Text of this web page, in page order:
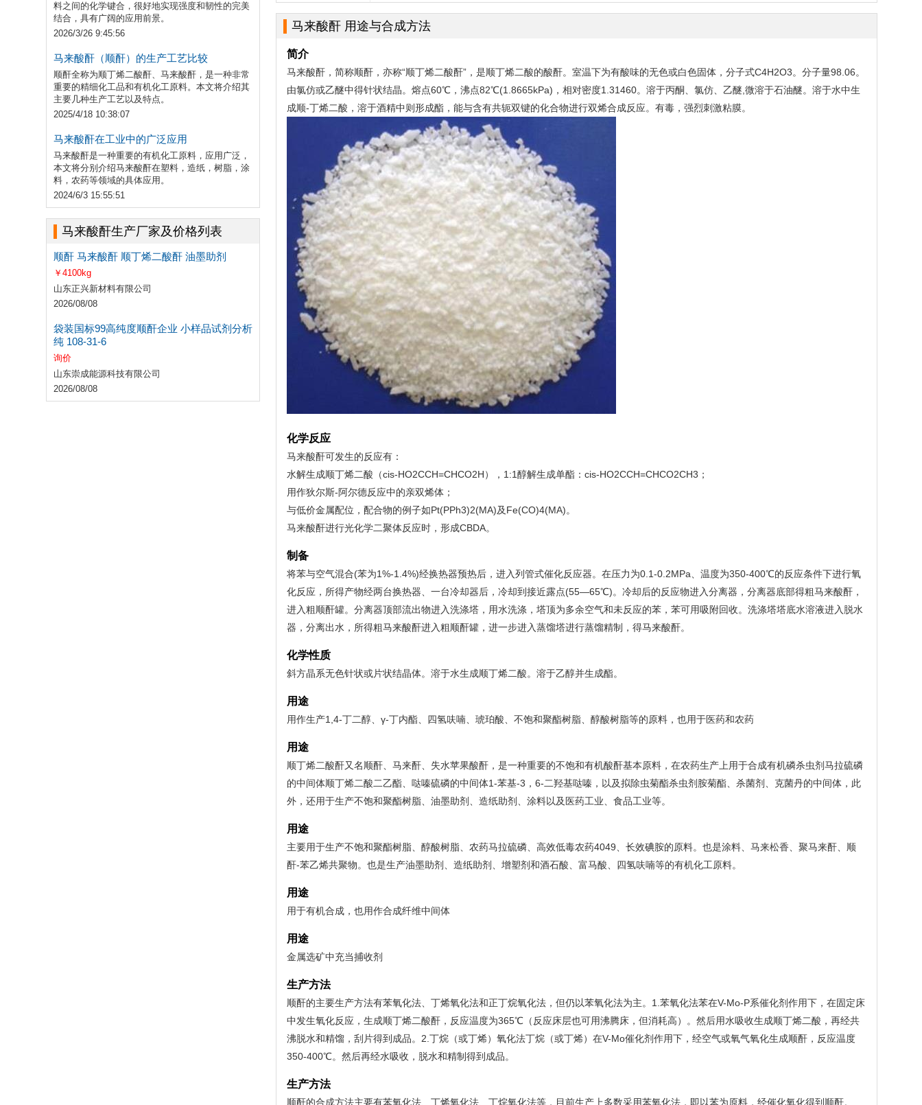
料之间的化学键合，很好地实现强度和韧性的完美
结合，具有广阔的应用前景。
2026/3/26 9:45:56
马来酸酐（顺酐）的生产工艺比较
顺酐全称为顺丁烯二酸酐、马来酸酐，是一种非常
重要的精细化工品和有机化工原料。本文将介绍其
主要几种生产工艺以及特点。
2025/4/18 10:38:07
马来酸酐在工业中的广泛应用
马来酸酐是一种重要的有机化工原料，应用广泛，
本文将分别介绍马来酸酐在塑料，造纸，树脂，涂
料，农药等领域的具体应用。
2024/6/3 15:55:51
马来酸酐生产厂家及价格列表
顺酐 马来酸酐 顺丁烯二酸酐 油墨助剂
￥4100kg
山东正兴新材料有限公司
2026/08/08
袋装国标99高纯度顺酐企业 小样品试剂分析
纯 108-31-6
询价
山东崇成能源科技有限公司
2026/08/08
马来酸酐 用途与合成方法
简介
马来酸酐，简称顺酐，亦称“顺丁烯二酸酐”，是顺丁烯二酸的酸酐。室温下为有酸味的无色或白色固体，分子式C4H2O3。分子量98.06。
由氯仿或乙醚中得针状结晶。熔点60℃，沸点82℃(1.8665kPa)，相对密度1.31460。溶于丙酮、氯仿、乙醚,微溶于石油醚。溶于水中生
成顺-丁烯二酸，溶于酒精中则形成酯，能与含有共轭双键的化合物进行双烯合成反应。有毒，强烈刺激粘膜。
化学反应
马来酸酐可发生的反应有：
水解生成顺丁烯二酸（cis-HO2CCH=CHCO2H），1:1醇解生成单酯：cis-HO2CCH=CHCO2CH3；
用作狄尔斯-阿尔德反应中的亲双烯体；
与低价金属配位，配合物的例子如Pt(PPh3)2(MA)及Fe(CO)4(MA)。
马来酸酐进行光化学二聚体反应时，形成CBDA。
制备
将苯与空气混合(苯为1%-1.4%)经换热器预热后，进入列管式催化反应器。在压力为0.1-0.2MPa、温度为350-400℃的反应条件下进行氧
化反应，所得产物经两台换热器、一台冷却器后，冷却到接近露点(55―65℃)。冷却后的反应物进入分离器，分离器底部得粗马来酸酐，
进入粗顺酐罐。分离器顶部流出物进入洗涤塔，用水洗涤，塔顶为多余空气和未反应的苯，苯可用吸附回收。洗涤塔塔底水溶液进入脱水
器，分离出水，所得粗马来酸酐进入粗顺酐罐，进一步进入蒸馏塔进行蒸馏精制，得马来酸酐。
化学性质
斜方晶系无色针状或片状结晶体。溶于水生成顺丁烯二酸。溶于乙醇并生成酯。
用途
用作生产1,4-丁二醇、γ-丁内酯、四氢呋喃、琥珀酸、不饱和聚酯树脂、醇酸树脂等的原料，也用于医药和农药
用途
顺丁烯二酸酐又名顺酐、马来酐、失水苹果酸酐，是一种重要的不饱和有机酸酐基本原料，在农药生产上用于合成有机磷杀虫剂马拉硫磷
的中间体顺丁烯二酸二乙酯、哒嗪硫磷的中间体1-苯基-3，6-二羟基哒嗪，以及拟除虫菊酯杀虫剂胺菊酯、杀菌剂、克菌丹的中间体，此
外，还用于生产不饱和聚酯树脂、油墨助剂、造纸助剂、涂料以及医药工业、食品工业等。
用途
主要用于生产不饱和聚酯树脂、醇酸树脂、农药马拉硫磷、高效低毒农药4049、长效碘胺的原料。也是涂料、马来松香、聚马来酐、顺
酐-苯乙烯共聚物。也是生产油墨助剂、造纸助剂、增塑剂和酒石酸、富马酸、四氢呋喃等的有机化工原料。
用途
用于有机合成，也用作合成纤维中间体
用途
金属选矿中充当捕收剂
生产方法
顺酐的主要生产方法有苯氧化法、丁烯氧化法和正丁烷氧化法，但仍以苯氧化法为主。1.苯氧化法苯在V-Mo-P系催化剂作用下，在固定床
中发生氧化反应，生成顺丁烯二酸酐，反应温度为365℃（反应床层也可用沸腾床，但消耗高）。然后用水吸收生成顺丁烯二酸，再经共
沸脱水和精馏，刮片得到成品。2.丁烷（或丁烯）氧化法丁烷（或丁烯）在V-Mo催化剂作用下，经空气或氧气氧化生成顺酐，反应温度
350-400℃。然后再经水吸收，脱水和精制得到成品。
生产方法
顺酐的合成方法主要有苯氧化法、丁烯氧化法、丁烷氧化法等，目前生产上多数采用苯氧化法，即以苯为原料，经催化氧化得到顺酐。